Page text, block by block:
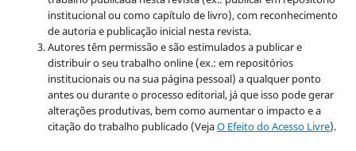
institucional ou como capítulo de livro), com reconhecimento
de autoria e publicação inicial nesta revista.
Autores têm permissão e são estimulados a publicar e
distribuir o seu trabalho online (ex.: em repositórios
institucionais ou na sua página pessoal) a qualquer ponto
antes ou durante o processo editorial, já que isso pode gerar
alterações produtivas, bem como aumentar o impacto e a
citação do trabalho publicado (VejaO Efeito do Acesso Livre).